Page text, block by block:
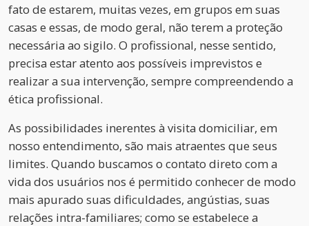
fato de estarem, muitas vezes, em grupos em suas
casas e essas, de modo geral, não terem a proteção
necessária ao sigilo. O profissional, nesse sentido,
precisa estar atento aos possíveis imprevistos e
realizar a sua intervenção, sempre compreendendo a
ética profissional.
As possibilidades inerentes à visita domiciliar, em
nosso entendimento, são mais atraentes que seus
limites. Quando buscamos o contato direto com a
vida dos usuários nos é permitido conhecer de modo
mais apurado suas dificuldades, angústias, suas
relações intra-familiares; como se estabelece a